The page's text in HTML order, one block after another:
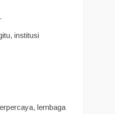
institusi
lembaga